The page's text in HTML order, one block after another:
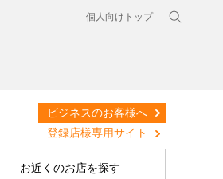
個人向けトップ
ビジネスのお客様へ
登録店様専用サイト
お近くのお店を探す